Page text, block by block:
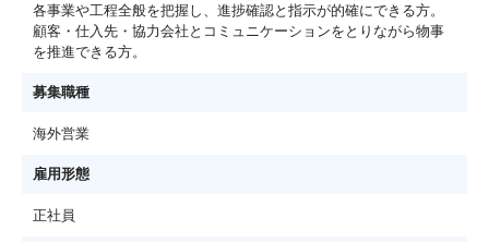
各事業や工程全般を把握し、進捗確認と指示が的確にできる方。
顧客・仕入先・協力会社とコミュニケーションをとりながら物事
を推進できる方。
募集職種
海外営業
雇用形態
正社員